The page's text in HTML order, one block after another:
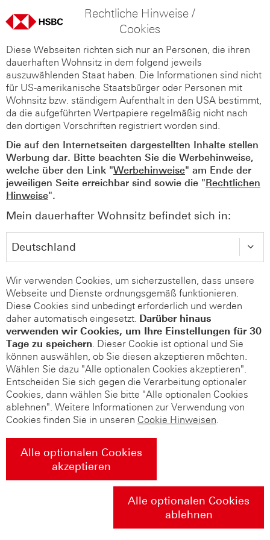
Rechtliche Hinweise /
Cookies
Diese Webseiten richten sich nur an Personen, die ihren
dauerhaften Wohnsitz in dem folgend jeweils
auszuwählenden Staat haben. Die Informationen sind nicht
für US-amerikanische Staatsbürger oder Personen mit
Wohnsitz bzw. ständigem Aufenthalt in den USA bestimmt,
da die aufgeführten Wertpapiere regelmäßig nicht nach
den dortigen Vorschriften registriert worden sind.
Die auf den Internetseiten dargestellten Inhalte stellen
Werbung dar. Bitte beachten Sie die Werbehinweise,
welche über den Link "Werbehinweise" am Ende der
jeweiligen Seite erreichbar sind sowie die "Rechtlichen
Hinweise".
Mein dauerhafter Wohnsitz befindet sich in:
Wir verwenden Cookies, um sicherzustellen, dass unsere
Webseite und Dienste ordnungsgemäß funktionieren.
Diese Cookies sind unbedingt erforderlich und werden
daher automatisch eingesetzt. Darüber hinaus
verwenden wir Cookies, um Ihre Einstellungen für 30
Tage zu speichern. Dieser Cookie ist optional und Sie
können auswählen, ob Sie diesen akzeptieren möchten.
Wählen Sie dazu "Alle optionalen Cookies akzeptieren".
Entscheiden Sie sich gegen die Verarbeitung optionaler
Cookies, dann wählen Sie bitte "Alle optionalen Cookies
ablehnen". Weitere Informationen zur Verwendung von
Cookies finden Sie in unseren Cookie Hinweisen.
Alle optionalen Cookies
akzeptieren
Alle optionalen Cookies
ablehnen